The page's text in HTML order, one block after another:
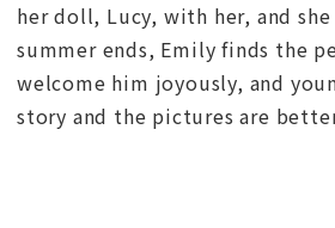
her doll, Lucy, with her, and
summer ends, Emily finds the
welcome him joyously, and
story and the pictures are